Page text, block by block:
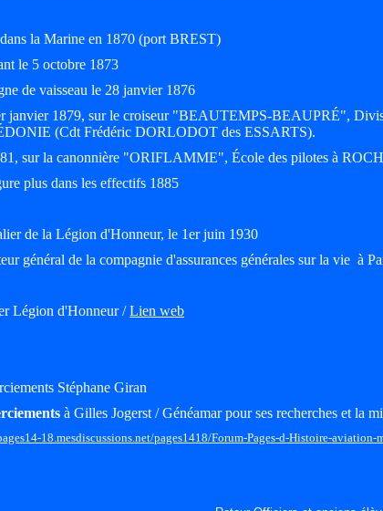
la Marine en 1870 (port BREST)
le 5 octobre 1873
de vaisseau le 28 janvier 1876
janvier 1879, sur le croiseur "BEAUTEMPS-BEAUPRÉ",
(Cdt Frédéric DORLODOT des ESSARTS).
sur la canonnière "ORIFLAMME", École des pilotes à
plus dans les effectifs 1885
de la Légion d'Honneur, le 1er juin 1930
général de la compagnie d'assurances générales sur la vie à
Légion d'Honneur /Lien web
Stéphane Giran
à Gilles Jogerst / Généamar pour ses recherches et la
18.mesdiscussions.net/pages1418/Forum-Pages-d-Histoire-